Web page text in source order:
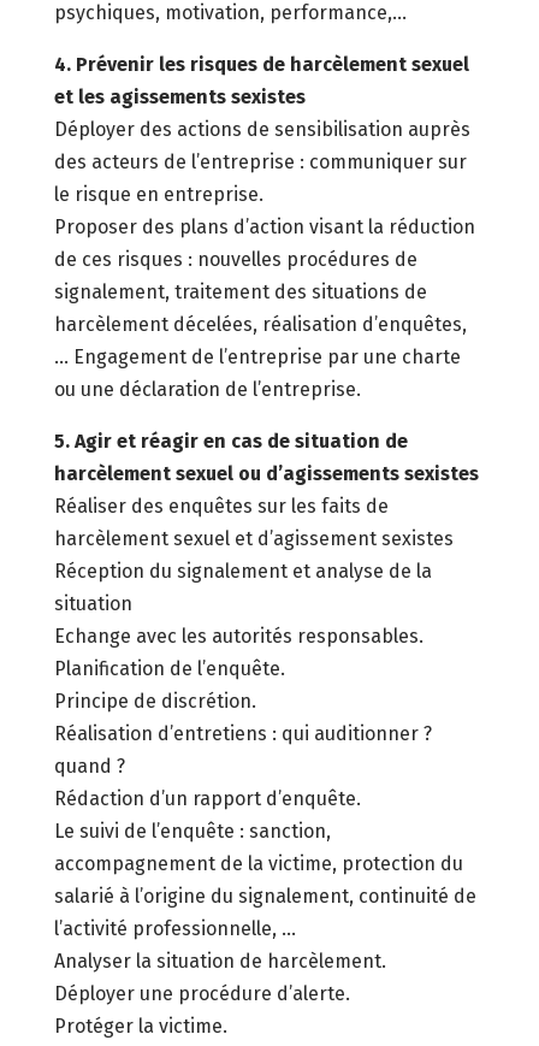
psychiques, motivation, performance,…
4. Prévenir les risques de harcèlement sexuel
et les agissements sexistes
Déployer des actions de sensibilisation auprès
des acteurs de l’entreprise : communiquer sur
le risque en entreprise.
Proposer des plans d’action visant la réduction
de ces risques : nouvelles procédures de
signalement, traitement des situations de
harcèlement décelées, réalisation d’enquêtes,
… Engagement de l’entreprise par une charte
ou une déclaration de l’entreprise.
5. Agir et réagir en cas de situation de
harcèlement sexuel ou d’agissements sexistes
Réaliser des enquêtes sur les faits de
harcèlement sexuel et d’agissement sexistes
Réception du signalement et analyse de la
situation
Echange avec les autorités responsables.
Planification de l’enquête.
Principe de discrétion.
Réalisation d’entretiens : qui auditionner ?
quand ?
Rédaction d’un rapport d’enquête.
Le suivi de l’enquête : sanction,
accompagnement de la victime, protection du
salarié à l’origine du signalement, continuité de
l’activité professionnelle, …
Analyser la situation de harcèlement.
Déployer une procédure d’alerte.
Protéger la victime.